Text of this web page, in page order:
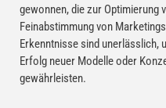
gewonnen, die zur Optimierung
Feinabstimmung von
Erkenntnisse sind unerlässlich,
Erfolg neuer Modelle oder
gewährleisten.